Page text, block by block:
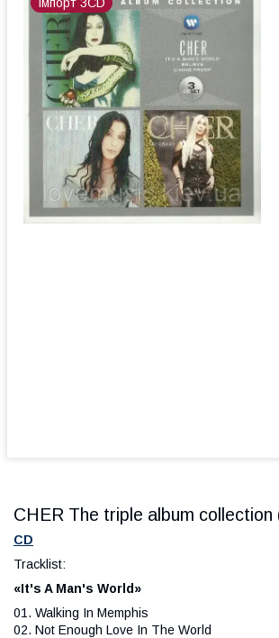
CHER The triple album collection
CD
Tracklist:
«It's A Man's World»
01. Walking In Memphis
02. Not Enough Love In The World